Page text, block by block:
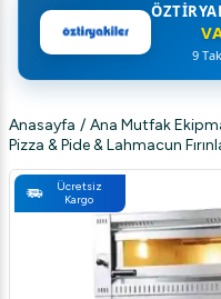
9
Anasayfa / Ana Mutfak
Pizza & Pide & Lahmacun
Ücretsiz
Kargo